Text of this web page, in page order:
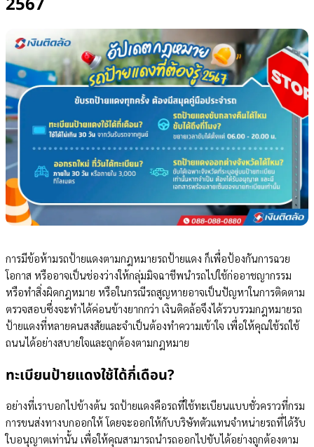
2567
การมีข้อห้ามรถป้ายแดงตามกฎหมายรถป้ายแดง ก็เพื่อป้องกันการฉวย
โอกาส หรืออาจเป็นช่องว่างให้กลุ่มมิจฉาชีพนำรถไปใช้ก่ออาชญากรรม
หรือทำสิ่งผิดกฎหมาย หรือในกรณีรถสูญหายอาจเป็นปัญหาในการติดตาม
ตรวจสอบซึ่งจะทำได้ค่อนข้างยากกว่า เงินติดล้อจึงได้รวบรวมกฎหมายรถ
ป้ายแดงที่หลายคนสงสัยและจำเป็นต้องทำความเข้าใจ เพื่อให้คุณใช้รถใช้
ถนนได้อย่างสบายใจและถูกต้องตามกฎหมาย
ทะเบียนป้ายแดงใช้ได้กี่เดือน?
อย่างที่เราบอกไปข้างต้น รถป้ายแดงคือรถที่ใช้ทะเบียนแบบชั่วคราวที่กรม
การขนส่งทางบกออกให้ โดยจะออกให้กับบริษัทตัวแทนจำหน่ายรถที่ได้รับ
ใบอนุญาตเท่านั้น เพื่อให้คุณสามารถนำรถออกไปขับได้อย่างถูกต้องตาม